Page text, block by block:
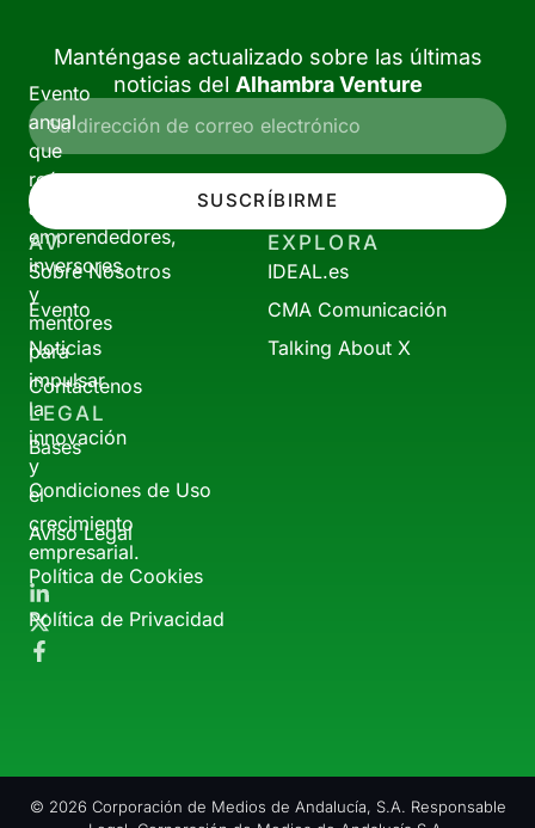
Evento
anual
que
reúne
a
emprendedores,
inversores
y
mentores
para
impulsar
la
innovación
y
el
crecimiento
empresarial.
Manténgase actualizado sobre las últimas
noticias del Alhambra Venture
SUSCRÍBIRME
AV
Sobre Nosotros
Evento
Noticias
Contáctenos
EXPLORA
IDEAL.es
CMA Comunicación
Talking About X
LEGAL
Bases
Condiciones de Uso
Aviso Legal
Política de Cookies
Política de Privacidad
© 2026 Corporación de Medios de Andalucía, S.A. Responsable